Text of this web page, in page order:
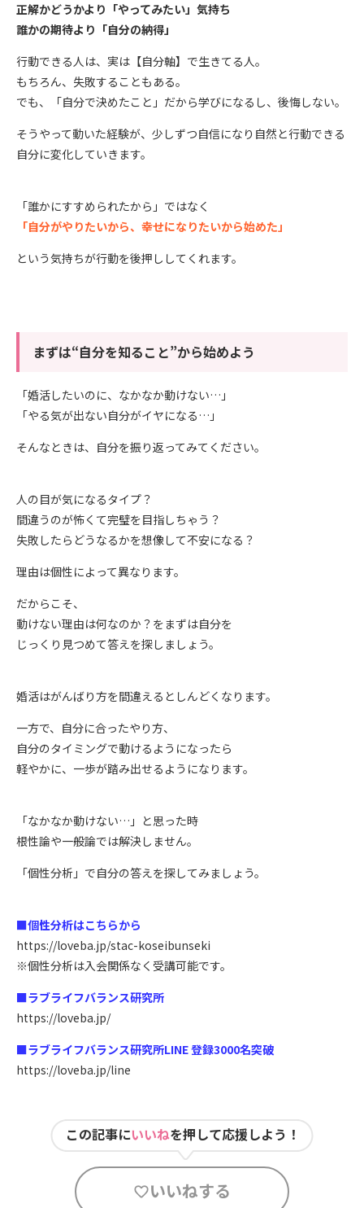
正解かどうかより「やってみたい」気持ち
誰かの期待より「自分の納得」
行動できる人は、実は【自分軸】で生きてる人。
もちろん、失敗することもある。
でも、「自分で決めたこと」だから学びになるし、後悔しない。
そうやって動いた経験が、少しずつ自信になり自然と行動できる
自分に変化していきます。
「誰かにすすめられたから」ではなく
「自分がやりたいから、幸せになりたいから始めた」
という気持ちが行動を後押ししてくれます。
まずは“自分を知ること”から始めよう
「婚活したいのに、なかなか動けない…」
「やる気が出ない自分がイヤになる…」
そんなときは、自分を振り返ってみてください。
人の目が気になるタイプ？
間違うのが怖くて完璧を目指しちゃう？
失敗したらどうなるかを想像して不安になる？
理由は個性によって異なります。
だからこそ、
動けない理由は何なのか？をまずは自分を
じっくり見つめて答えを探しましょう。
婚活はがんばり方を間違えるとしんどくなります。
一方で、自分に合ったやり方、
自分のタイミングで動けるようになったら
軽やかに、一歩が踏み出せるようになります。
「なかなか動けない…」と思った時
根性論や一般論では解決しません。
「個性分析」で自分の答えを探してみましょう。
■個性分析はこちらから
https://loveba.jp/stac-koseibunseki
※個性分析は入会関係なく受講可能です。
■ラブライフバランス研究所
https://loveba.jp/
■ラブライフバランス研究所LINE 登録3000名突破
https://loveba.jp/line
この記事にいいねを押して応援しよう！
いいねする